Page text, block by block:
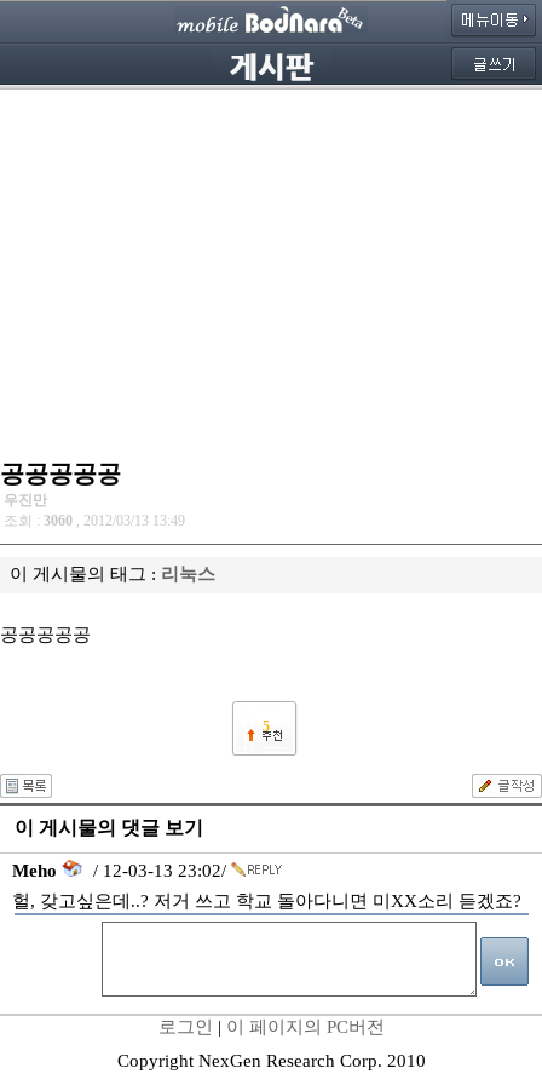
공공공공공
우진만
조회 : 3060 , 2012/03/13 13:49
이 게시물의 태그 : 리눅스
공공공공공
5
이 게시물의 댓글 보기
Meho
/ 12-03-13 23:02/
헐, 갖고싶은데..? 저거 쓰고 학교 돌아다니면 미XX소리 듣겠죠?
로그인 | 이 페이지의 PC버전
Copyright NexGen Research Corp. 2010